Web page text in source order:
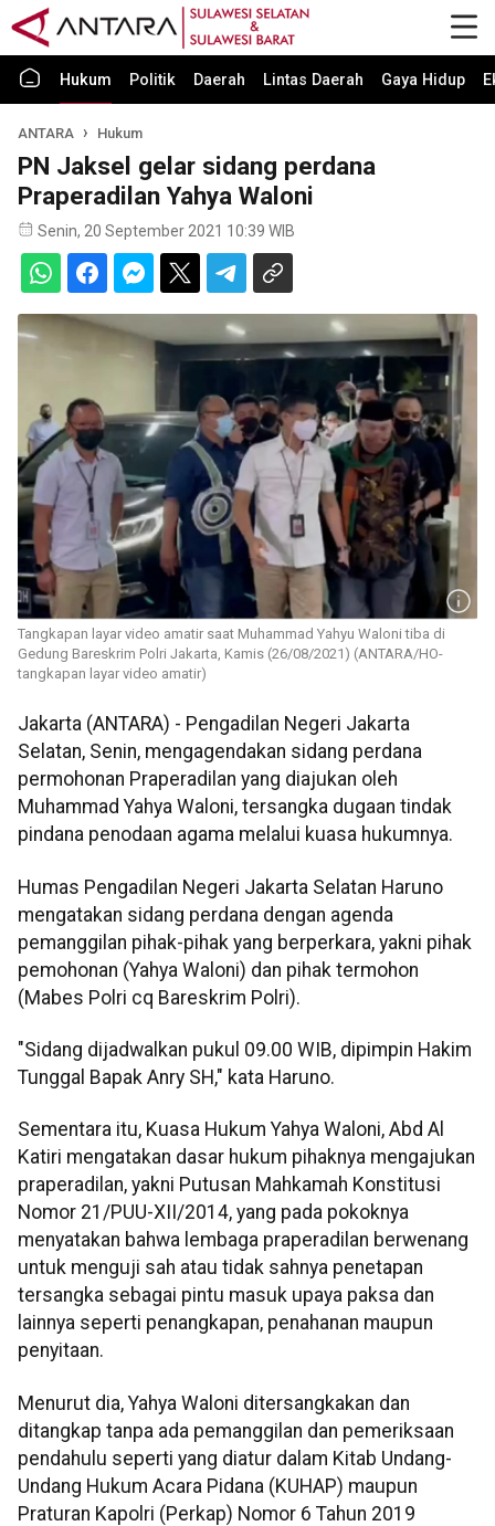
Hukum Politik Daerah Lintas Daerah Gaya Hidup
ANTARA Hukum
PN Jaksel gelar sidang perdana
Praperadilan Yahya Waloni
Senin, 20 September 2021 10:39 WIB
Tangkapan layar video amatir saat Muhammad Yahyu Waloni tiba di
Gedung Bareskrim Polri Jakarta, Kamis (26/08/2021) (ANTARA/HO-
tangkapan layar video amatir)
Jakarta (ANTARA) - Pengadilan Negeri Jakarta
Selatan, Senin, mengagendakan sidang perdana
permohonan Praperadilan yang diajukan oleh
Muhammad Yahya Waloni, tersangka dugaan tindak
pindana penodaan agama melalui kuasa hukumnya.
Humas Pengadilan Negeri Jakarta Selatan Haruno
mengatakan sidang perdana dengan agenda
pemanggilan pihak-pihak yang berperkara, yakni pihak
pemohonan (Yahya Waloni) dan pihak termohon
(Mabes Polri cq Bareskrim Polri).
"Sidang dijadwalkan pukul 09.00 WIB, dipimpin Hakim
Tunggal Bapak Anry SH," kata Haruno.
Sementara itu, Kuasa Hukum Yahya Waloni, Abd Al
Katiri mengatakan dasar hukum pihaknya mengajukan
praperadilan, yakni Putusan Mahkamah Konstitusi
Nomor 21/PUU-XII/2014, yang pada pokoknya
menyatakan bahwa lembaga praperadilan berwenang
untuk menguji sah atau tidak sahnya penetapan
tersangka sebagai pintu masuk upaya paksa dan
lainnya seperti penangkapan, penahanan maupun
penyitaan.
Menurut dia, Yahya Waloni ditersangkakan dan
ditangkap tanpa ada pemanggilan dan pemeriksaan
pendahulu seperti yang diatur dalam Kitab Undang-
Undang Hukum Acara Pidana (KUHAP) maupun
Praturan Kapolri (Perkap) Nomor 6 Tahun 2019